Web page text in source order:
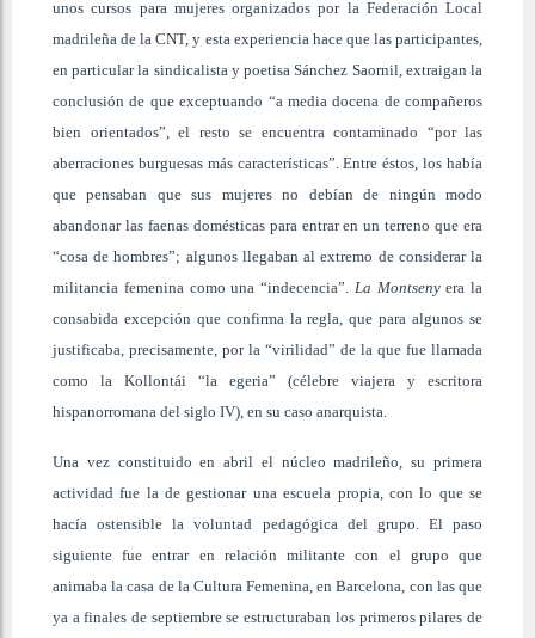
unos cursos para mujeres organizados por la Federación Local
madrileña de la CNT, y esta experiencia hace que las participantes,
en particular la sindicalista y poetisa Sánchez Saornil, extraigan la
conclusión de que exceptuando “a media docena de compañeros
bien orientados”, el resto se encuentra contaminado “por las
aberraciones burguesas más características”. Entre éstos, los había
que pensaban que sus mujeres no debían de ningún modo
abandonar las faenas domésticas para entrar en un terreno que era
“cosa de hombres”; algunos llegaban al extremo de considerar la
militancia femenina como una “indecencia”. La Montsenyera la
consabida excepción que confirma la regla, que para algunos se
justificaba, precisamente, por la “virilidad” de la que fue llamada
como la Kollontái “la egeria” (célebre viajera y escritora
hispanorromana del siglo IV), en su caso anarquista.
Una vez constituido en abril el núcleo madrileño, su primera
actividad fue la de gestionar una escuela propia, con lo que se
hacía ostensible la voluntad pedagógica del grupo. El paso
siguiente fue entrar en relación militante con el grupo que
animaba la casa de la Cultura Femenina, en Barcelona, con las que
ya a finales de septiembre se estructuraban los primeros pilares de